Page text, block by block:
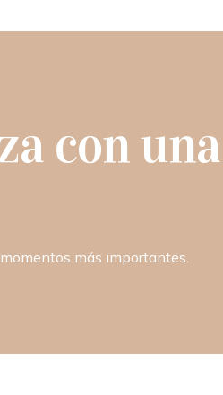
con una
más importantes.